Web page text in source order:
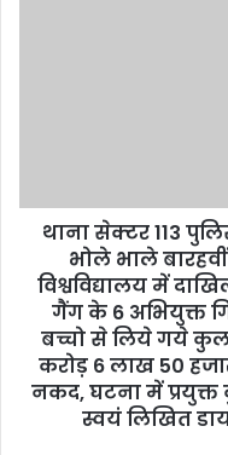
थाना सेक्टर 113
भोले भाले
विश्वविद्यालय में
गैंग के 6 अभियुक्त
बच्चो से लिये गये
करोड़ 6 लाख 50
नकद, घटना में
स्वयं लिखित